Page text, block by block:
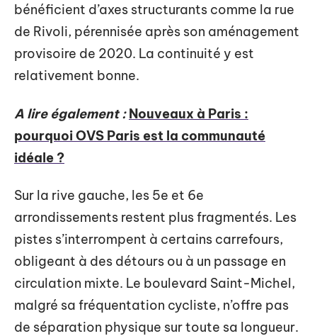
bénéficient d’axes structurants comme la rue
de Rivoli, pérennisée après son aménagement
provisoire de 2020. La continuité y est
relativement bonne.
A lire également : Nouveaux à Paris :
pourquoi OVS Paris est la communauté
idéale ?
Sur la rive gauche, les 5e et 6e
arrondissements restent plus fragmentés. Les
pistes s’interrompent à certains carrefours,
obligeant à des détours ou à un passage en
circulation mixte. Le boulevard Saint-Michel,
malgré sa fréquentation cycliste, n’offre pas
de séparation physique sur toute sa longueur.